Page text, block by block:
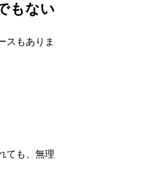
もない
スもありま
ても、無理